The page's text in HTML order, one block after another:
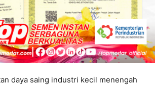
daya saing industri kecil menengah